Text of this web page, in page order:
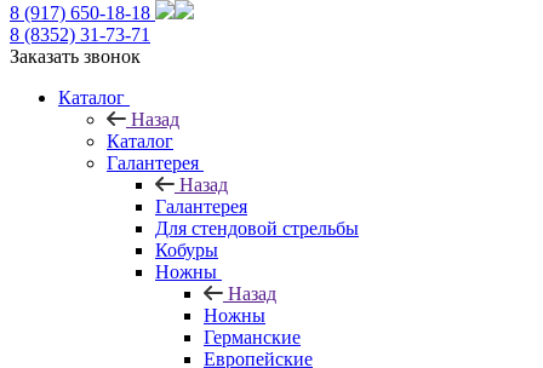
8 (917) 650-18-18
8 (8352) 31-73-71
Заказать звонок
Каталог
Назад
Каталог
Галантерея
Назад
Галантерея
Для стендовой стрельбы
Кобуры
Ножны
Назад
Ножны
Германские
Европейские